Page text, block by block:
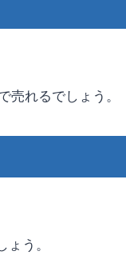
売れるでしょう。
う。